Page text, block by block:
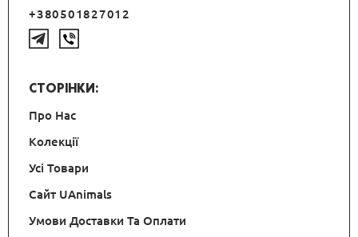
+380501827012
СТОРІНКИ:
Про Нас
Колекції
Усі Товари
Сайт UAnimals
Умови Доставки Та Оплати